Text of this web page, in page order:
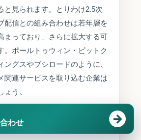
と見られます。とりわけ2.5次
配信との組み合わせは若年層を
まっており、さらに拡大する可
。ポールトゥウィン・ピットク
ングスやブシロードのように、
関連サービスを取り込む企業は
う。
け制作体制の再構築
わせ